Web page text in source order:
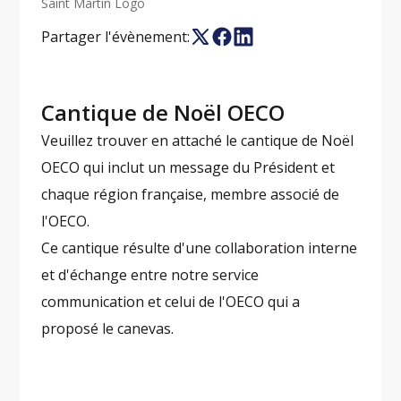
Saint Martin Logo
Partager l'évènement:
Cantique de Noël OECO
Veuillez trouver en attaché le cantique de Noël
OECO qui inclut un message du Président et
chaque région française, membre associé de
l'OECO.
Ce cantique résulte d'une collaboration interne
et d'échange entre notre service
communication et celui de l'OECO qui a
proposé le canevas.